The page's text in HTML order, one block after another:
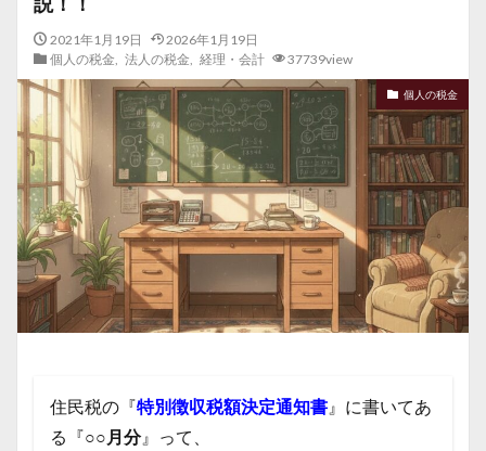
2021年1月19日
2026年1月19日
個人の税金
法人の税金 経理・会計 37739view
個人の税金
住民税の『特別徴収税額決定通知書 』に書いてあ
る『○○月分』って、